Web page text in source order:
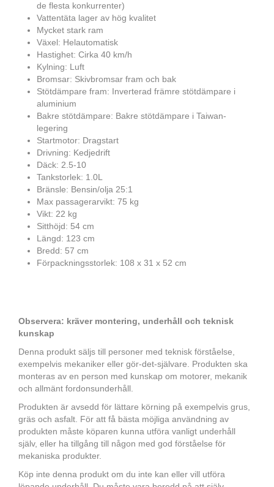
de flesta konkurrenter)
Vattentäta lager av hög kvalitet
Mycket stark ram
Växel: Helautomatisk
Hastighet: Cirka 40 km/h
Kylning: Luft
Bromsar: Skivbromsar fram och bak
Stötdämpare fram: Inverterad främre stötdämpare i
aluminium
Bakre stötdämpare: Bakre stötdämpare i Taiwan-
legering
Startmotor: Dragstart
Drivning: Kedjedrift
Däck: 2.5-10
Tankstorlek: 1.0L
Bränsle: Bensin/olja 25:1
Max passagerarvikt: 75 kg
Vikt: 22 kg
Sitthöjd: 54 cm
Längd: 123 cm
Bredd: 57 cm
Förpackningsstorlek: 108 x 31 x 52 cm
Observera: kräver montering, underhåll och teknisk
kunskap
Denna produkt säljs till personer med teknisk förståelse,
exempelvis mekaniker eller gör-det-självare. Produkten ska
monteras av en person med kunskap om motorer, mekanik
och allmänt fordonsunderhåll.
Produkten är avsedd för lättare körning på exempelvis grus,
gräs och asfalt. För att få bästa möjliga användning av
produkten måste köparen kunna utföra vanligt underhåll
själv, eller ha tillgång till någon med god förståelse för
mekaniska produkter.
Köp inte denna produkt om du inte kan eller vill utföra